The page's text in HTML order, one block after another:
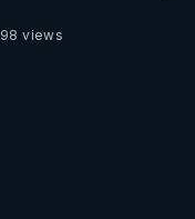
98 views